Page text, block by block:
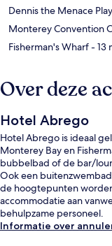
Dennis the Menace
Monterey Convention
Fisherman's Wharf- 13
Over deze
Hotel Abrego
Hotel Abrego is ideaal
Monterey Bay en
bubbelbad of de bar/
Ook een
de hoogtepunten
accommodatie aan
behulpzame personeel.
Informatie over